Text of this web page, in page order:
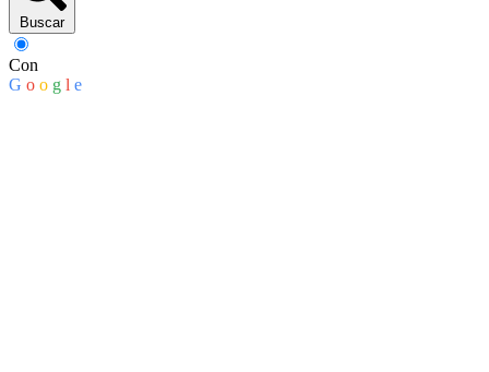
Buscar
Con
G o o g l e